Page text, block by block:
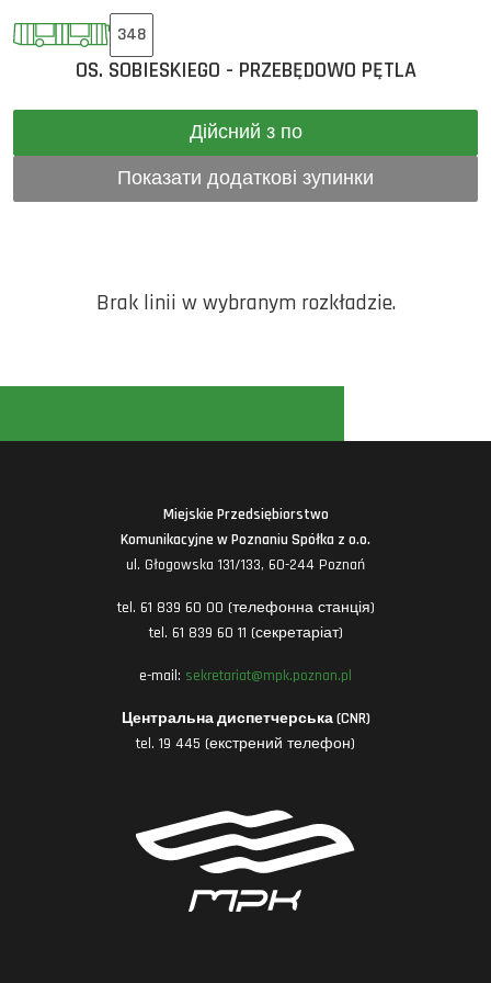
348
OS. SOBIESKIEGO - PRZEBĘDOWO PĘTLA
Дійсний з по
Показати додаткові зупинки
Brak linii w wybranym rozkładzie.
Miejskie Przedsiębiorstwo
Komunikacyjne w Poznaniu Spółka z o.o.
ul. Głogowska 131/133, 60-244 Poznań
tel. 61 839 60 00 (телефонна станція)
tel. 61 839 60 11 (секретаріат)
e-mail: sekretariat@mpk.poznan.pl
Центральна диспетчерська (CNR)
tel. 19 445 (екстрений телефон)